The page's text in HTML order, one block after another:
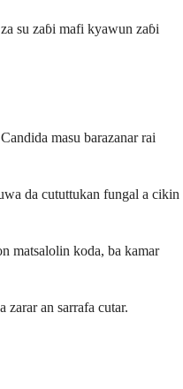
su zaɓi mafi kyawun zaɓi
masu barazanar rai
da cututtukan fungal a cikin
matsalolin koda, ba kamar
an sarrafa cutar.